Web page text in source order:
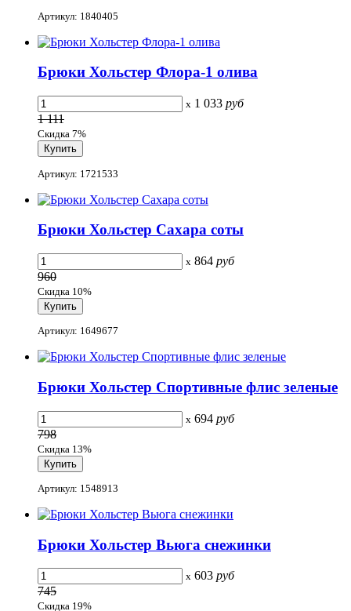
Артикул: 1840405
Брюки Хольстер Флора-1 олива
x 1 033 руб
1 111
Скидка 7%
Артикул: 1721533
Брюки Хольстер Сахара соты
x 864 руб
960
Скидка 10%
Артикул: 1649677
Брюки Хольстер Спортивные флис зеленые
x 694 руб
798
Скидка 13%
Артикул: 1548913
Брюки Хольстер Вьюга снежинки
x 603 руб
745
Скидка 19%